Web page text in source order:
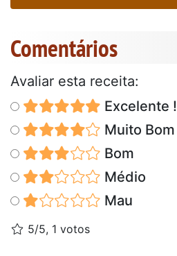
Comentários
Avaliar esta receita:
Excelente !
Muito Bom
Bom
Médio
Mau
5/5, 1 votos